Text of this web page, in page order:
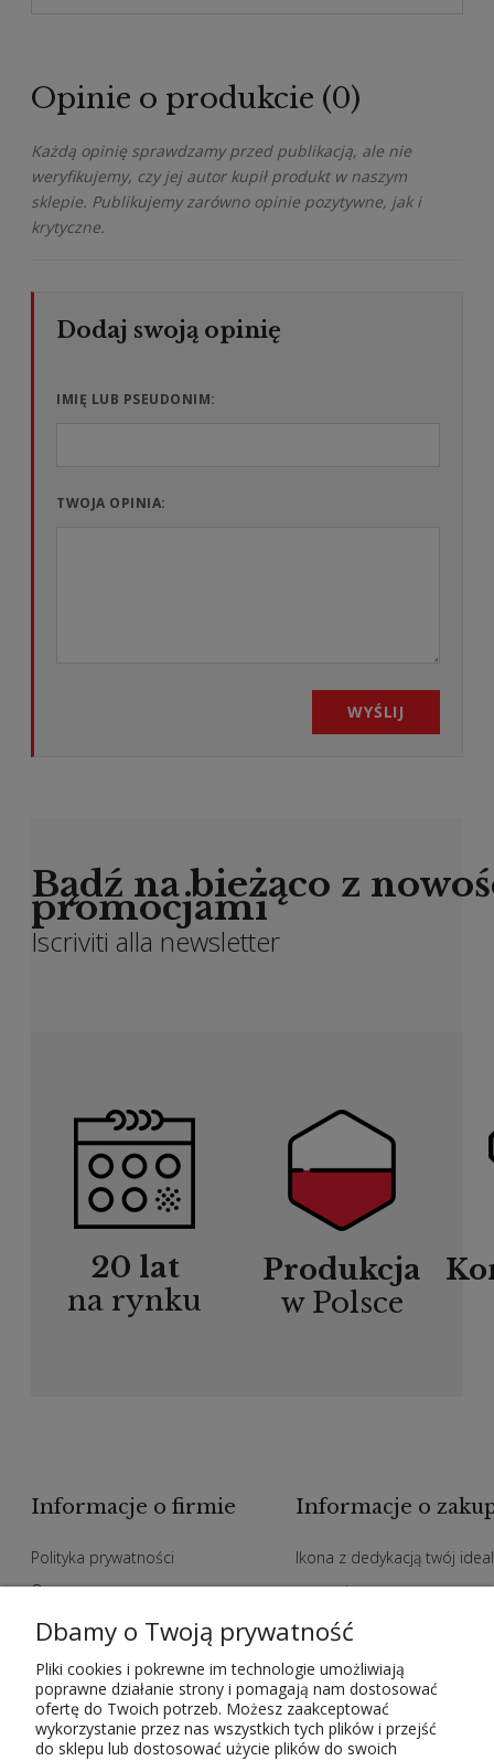
Opinie o produkcie (0)
Każdą opinię sprawdzamy przed publikacją, ale nie
weryfikujemy, czy jej autor kupił produkt w naszym
sklepie. Publikujemy zarówno opinie pozytywne, jak i
krytyczne.
IMIĘ LUB PSEUDONIM:
TWOJA OPINIA:
WYŚLIJ
Bądź na bieżąco z
promocjami
Iscriviti alla newsletter
20 lat
na rynku
Produkcja
w Polsce
Informacje o firmie
Polityka prywatności
O nas
Zakupy hurtowe
Metody płatności
Czas i koszty dostawy
Kontakt
Informacje o
Ikona z dedykacją twój
prezent
Indywidualne zamowienia
Kody rabatowe
Regulamin
Odstąpienie od umowy
Dbamy o Twoją prywatność
Pliki cookies i pokrewne im technologie umożliwiają
poprawne działanie strony i pomagają nam dostosować
ofertę do Twoich potrzeb. Możesz zaakceptować
wykorzystanie przez nas wszystkich tych plików i przejść
do sklepu lub dostosować użycie plików do swoich